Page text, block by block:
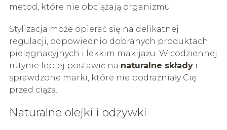
metod, które nie obciążają organizmu.
Stylizacja może opierać się na delikatnej
regulacji, odpowiednio dobranych produktach
pielęgnacyjnych i lekkim makijażu. W codziennej
rutynie lepiej postawić na naturalne składyi
sprawdzone marki, które nie podrażniały Cię
przed ciążą.
Naturalne olejki i odżywki